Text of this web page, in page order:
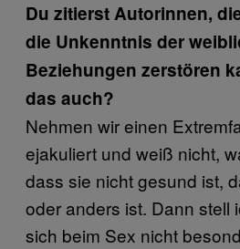
Du zitierst Autorinnen,
die Unkenntnis der
Beziehungen zerstören
das auch?
Nehmen wir einen
ejakuliert und weiß nicht,
dass sie nicht gesund ist,
oder anders ist. Dann stell
sich beim Sex nicht